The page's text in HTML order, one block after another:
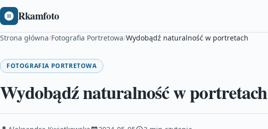
Rkamfoto
Strona główna/Fotografia Portretowa/Wydobądź naturalność w portretach
FOTOGRAFIA PORTRETOWA
Wydobądź naturalność w portretach